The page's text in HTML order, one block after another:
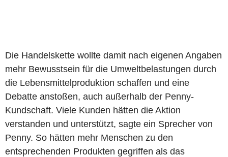
Die Handelskette wollte damit nach eigenen Angaben
mehr Bewusstsein für die Umweltbelastungen durch
die Lebensmittelproduktion schaffen und eine
Debatte anstoßen, auch außerhalb der Penny-
Kundschaft. Viele Kunden hätten die Aktion
verstanden und unterstützt, sagte ein Sprecher von
Penny. So hätten mehr Menschen zu den
entsprechenden Produkten gegriffen als das